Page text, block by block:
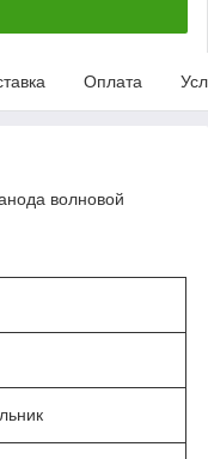
Оплата
волновой